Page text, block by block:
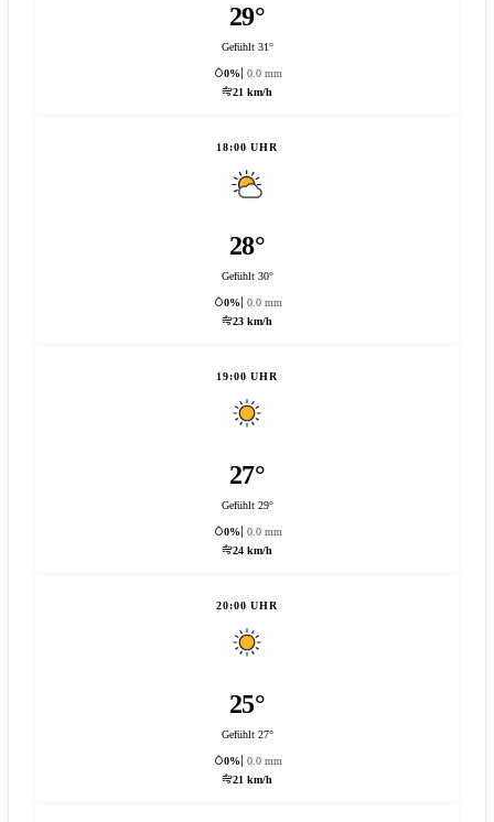
29°
Gefühlt 31°
0%
0.0 mm
21 km/h
18:00 UHR
28°
Gefühlt 30°
0%
0.0 mm
23 km/h
19:00 UHR
27°
Gefühlt 29°
0%
0.0 mm
24 km/h
20:00 UHR
25°
Gefühlt 27°
0%
0.0 mm
21 km/h